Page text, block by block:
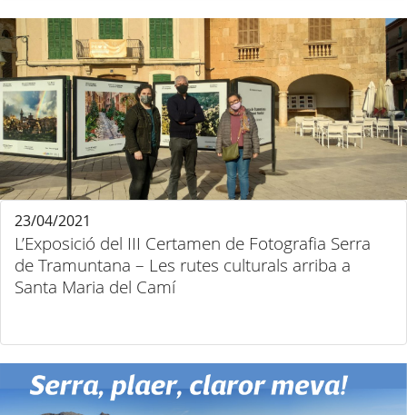
L’Exposició del III Certamen de Fotografia Serra
de Tramuntana – Les rutes culturals arriba a
Santa Maria del Camí
23/04/2021